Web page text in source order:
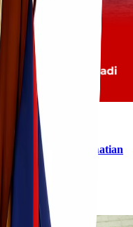
II Menjadi Perhatian